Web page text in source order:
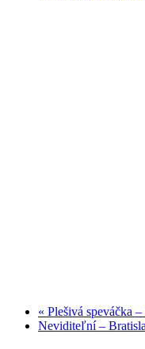
« Plešivá speváčka
Neviditeľní –